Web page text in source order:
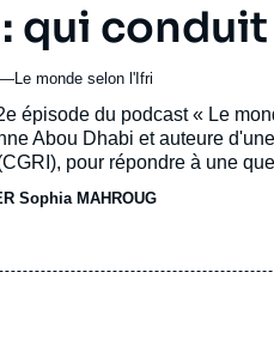
qui
—Nom
du
journal,
revue
ou
émission
Le monde selon l'Ifri
épisode du podcast « Le
Abou Dhabi et auteure
pour répondre à une
Sophia MAHROUG